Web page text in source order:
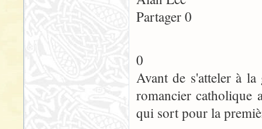
Partager 0
0
Avant de s'atteler à
romancier catholique
qui sort pour la